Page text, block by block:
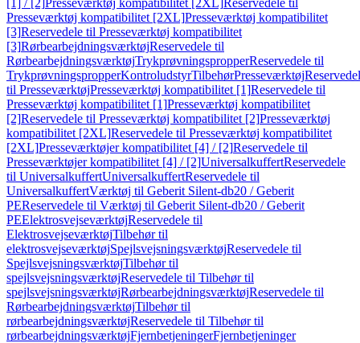
[1] / [2]Presseværktøj kompatibilitet [2XL]Reservedele til
Presseværktøj kompatibilitet [2XL]Presseværktøj kompatibilitet
[3]Reservedele til Presseværktøj kompatibilitet
[3]RørbearbejdningsværktøjReservedele til
RørbearbejdningsværktøjTrykprøvningspropperReservedele til
TrykprøvningspropperKontroludstyrTilbehørPresseværktøj
til PresseværktøjPresseværktøj kompatibilitet [1]Reservedele til
Presseværktøj kompatibilitet [1]Presseværktøj kompatibilitet
[2]Reservedele til Presseværktøj kompatibilitet [2]Presseværktøj
kompatibilitet [2XL]Reservedele til Presseværktøj kompatibilitet
[2XL]Presseværktøjer kompatibilitet [4] / [2]Reservedele til
Presseværktøjer kompatibilitet [4] / [2]UniversalkuffertReservedele
til UniversalkuffertUniversalkuffertReservedele til
UniversalkuffertVærktøj til Geberit Silent-db20 / Geberit
PEReservedele til Værktøj til Geberit Silent-db20 / Geberit
PEElektrosvejseværktøjReservedele til
ElektrosvejseværktøjTilbehør til
elektrosvejseværktøjSpejlsvejsningsværktøjReservedele til
SpejlsvejsningsværktøjTilbehør til
spejlsvejsningsværktøjReservedele til Tilbehør til
spejlsvejsningsværktøjRørbearbejdningsværktøjReservedele til
RørbearbejdningsværktøjTilbehør til
rørbearbejdningsværktøjReservedele til Tilbehør til
rørbearbejdningsværktøjFjernbetjeningerFjernbetjeninger